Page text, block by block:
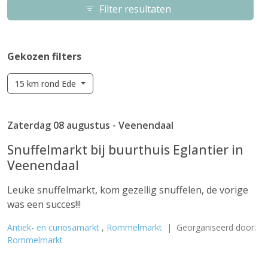
Filter resultaten
Gekozen filters
15 km rond Ede
Zaterdag 08 augustus - Veenendaal
Snuffelmarkt bij buurthuis Eglantier in
Veenendaal
Leuke snuffelmarkt, kom gezellig snuffelen, de vorige
was een succes!!!
Antiek- en curiosamarkt , Rommelmarkt | Georganiseerd door:
Rommelmarkt